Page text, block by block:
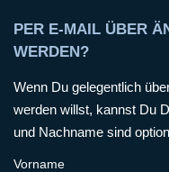
PER E-MAIL ÜBER
WERDEN?
Wenn Du gelegentlich
werden willst, kannst Du
und Nachname sind
Vorname